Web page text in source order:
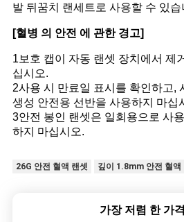
발 뒤꿈치 랜세트로 사용할 수 있습
[혈병 의 안전 에 관한 경고]
1보호 캡이 자동 랜셋 장치에서 제
십시오.
2사용 시 만료일 표시를 확인하고,
생성 안전용 선반을 사용하지 마십
3안전 봉인 랜셋은 일회용으로 사
하지 마십시오.
26G 안전 혈액 랜셋 깊이 1.8mm 안전 혈액
가장 저렴 한 가